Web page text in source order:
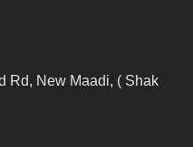
Rd, New Maadi, ( Shak